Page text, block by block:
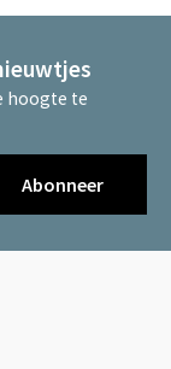
hoogte te
Abonneer